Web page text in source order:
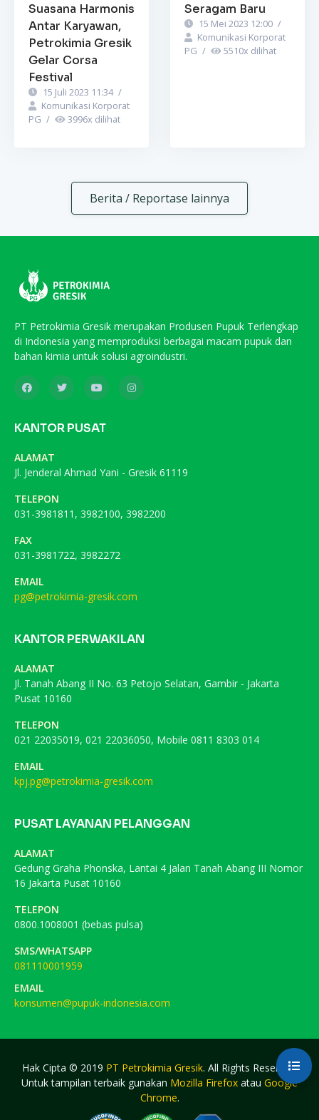
Suasana Harmonis
Antar Karyawan,
Petrokimia Gresik
Gelar Corsa
Festival
15 Juli 2023 11:34 /
Komunikasi Korporat
PG / 3996x dilihat
Seragam Baru
15 Mei 2023 12:00 /
Komunikasi Korporat
PG / 5510x dilihat
Berita / Reportase lainnya
PT Petrokimia Gresik merupakan Produsen Pupuk Terlengkap
di Indonesia yang memproduksi berbagai macam pupuk dan
bahan kimia untuk solusi agroindustri.
KANTOR PUSAT
ALAMAT
Jl. Jenderal Ahmad Yani - Gresik 61119
TELEPON
031-3981811, 3982100, 3982200
FAX
031-3981722, 3982272
EMAIL
pg@petrokimia-gresik.com
KANTOR PERWAKILAN
ALAMAT
Jl. Tanah Abang II No. 63 Petojo Selatan, Gambir - Jakarta
Pusat 10160
TELEPON
021 22035019, 021 22036050, Mobile 0811 8303 014
EMAIL
kpj.pg@petrokimia-gresik.com
PUSAT LAYANAN PELANGGAN
ALAMAT
Gedung Graha Phonska, Lantai 4 Jalan Tanah Abang III Nomor
16 Jakarta Pusat 10160
TELEPON
0800.1008001 (bebas pulsa)
SMS/WHATSAPP
081110001959
EMAIL
konsumen@pupuk-indonesia.com
Hak Cipta © 2019 PT Petrokimia Gresik. All Rights Reserved.
Untuk tampilan terbaik gunakan Mozilla Firefox atau Google
Chrome.